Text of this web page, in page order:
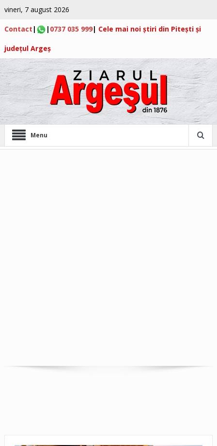
vineri, 7 august 2026
Contact | | 0737 035 999| Cele mai noi știri din Pitești și
județul Argeș
Menu